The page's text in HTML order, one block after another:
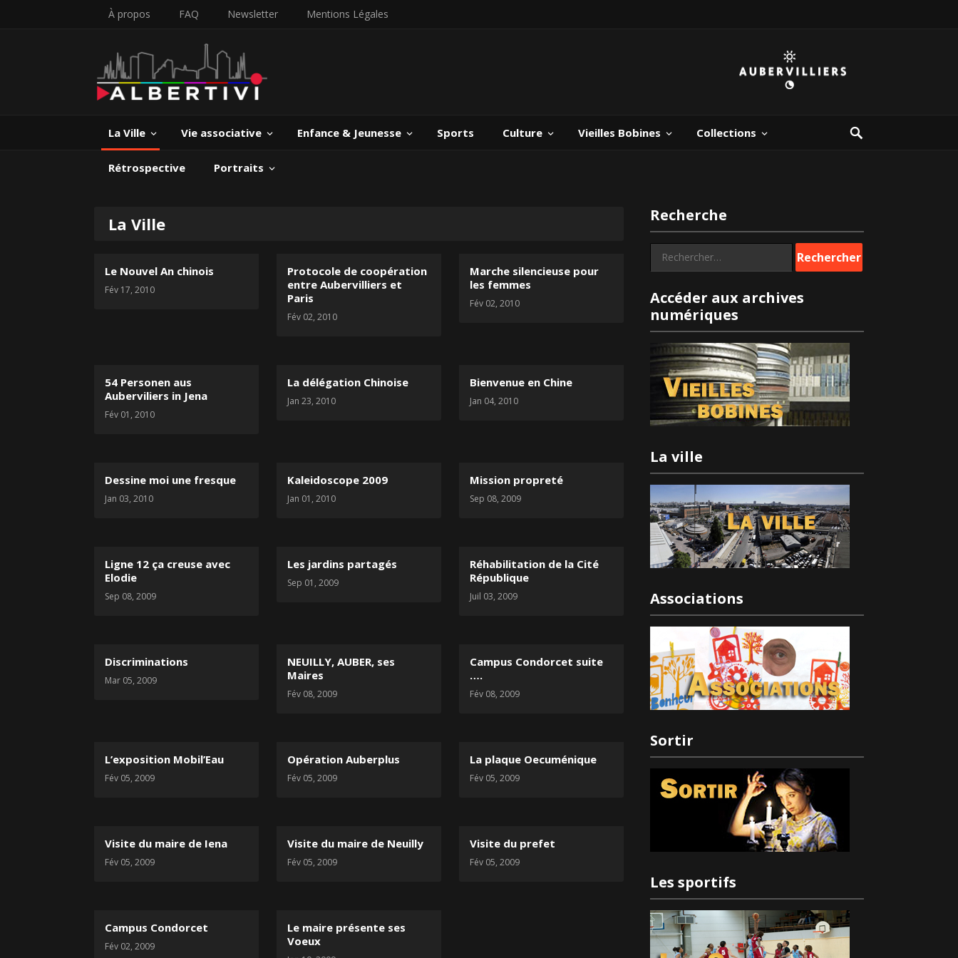
À propos FAQ Newsletter Mentions Légales
La Ville Vie associative Enfance & Jeunesse Sports Culture Vieilles Bobines Collections
Rétrospective Portraits
La Ville
Le Nouvel An chinois
Fév 17, 2010
Protocole de coopération
entre Aubervilliers et
Paris
Fév 02, 2010
Marche silencieuse pour
les femmes
Fév 02, 2010
54 Personen aus
Auberviliers in Jena
Fév 01, 2010
La délégation Chinoise
Jan 23, 2010
Bienvenue en Chine
Jan 04, 2010
Dessine moi une fresque
Jan 03, 2010
Kaleidoscope 2009
Jan 01, 2010
Mission propreté
Sep 08, 2009
Ligne 12 ça creuse avec
Elodie
Sep 08, 2009
Les jardins partagés
Sep 01, 2009
Réhabilitation de la Cité
République
Juil 03, 2009
Discriminations
Mar 05, 2009
NEUILLY, AUBER, ses
Maires
Fév 08, 2009
Campus Condorcet suite
….
Fév 08, 2009
L’exposition Mobil’Eau
Fév 05, 2009
Opération Auberplus
Fév 05, 2009
La plaque Oecuménique
Fév 05, 2009
Visite du maire de Iena
Fév 05, 2009
Visite du maire de Neuilly
Fév 05, 2009
Visite du prefet
Fév 05, 2009
Campus Condorcet
Fév 02, 2009
Le maire présente ses
Voeux
Recherche
Rechercher :
Accéder aux archives
numériques
La ville
Associations
Sortir
Les sportifs